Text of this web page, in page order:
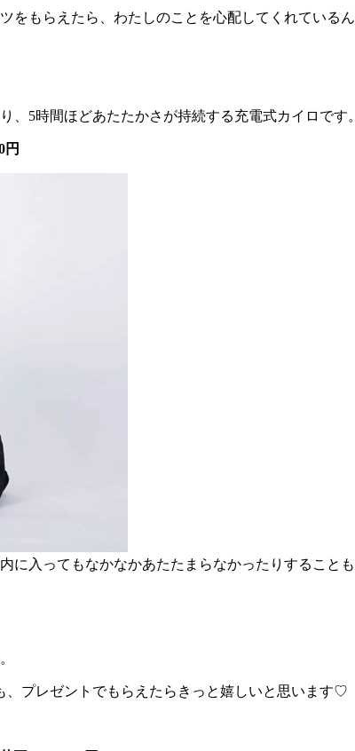
もらえたら、わたしのことを心配してくれている
、5時間ほどあたたかさが持続する充電式カイロで
円
に入ってもなかなかあたたまらなかったりすること
、プレゼントでもらえたらきっと嬉しいと思います♡